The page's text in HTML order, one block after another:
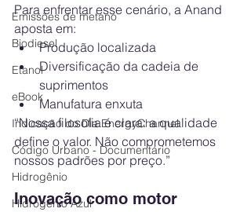
Emissões de metano
Biodiesel
Etanol
eBook
Indicação do Dia EnergyChannel
Código Urbano - Documentário
Hidrogênio
Hidrogênio Azul
Para enfrentar esse cenário, a Anand
aposta em:
Produção localizada
Diversificação da cadeia de
suprimentos
Manufatura enxuta
“Nossa filosofia é clara: a qualidade
define o valor. Não comprometemos
nossos padrões por preço.”
Inovação como motor